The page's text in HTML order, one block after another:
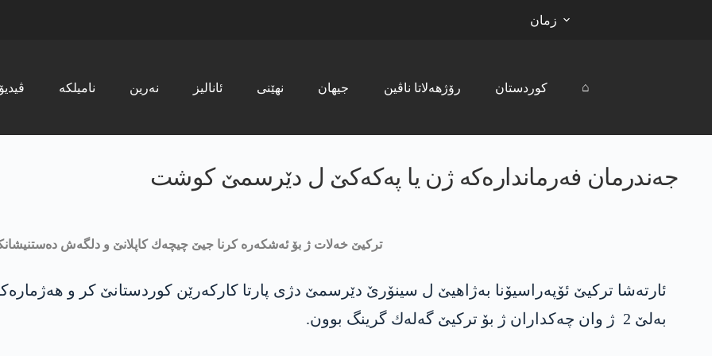
زمان
ڤیدیۆ نامیلکە نەرین ئانالیز نھێنی جیھان رۆژھەلاتا ناڤین کوردستان ⌂
جه‌ندرمان فه‌رمانداره‌كه‌ ژن یا په‌كه‌كێ ل دێرسمێ كوشت
تركیێ خه‌لات ژ بۆ ئه‌شكه‌ره‌ كرنا جیێ چیچه‌ك كاپلانێ و دلگه‌ش
ئارته‌شا تركیێ ئۆپه‌راسیۆنا به‌ژاهیێ ل سینۆرێ دێرسمێ دژی پارتا كاركه‌رێن كوردستانێ كر و
به‌لێ 2 ژ وان چه‌كداران ژ بۆ تركیێ گه‌له‌ك گرینگ بوون.